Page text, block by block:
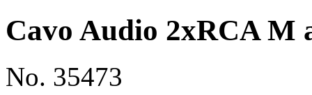
Cavo Audio 2xRCA M
No. 35473